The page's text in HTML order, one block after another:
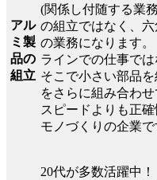
アル
ミ製
品の
組立
(関係し付随する業
の組立ではなく、
の業務になります。
ラインでの仕事で
そこで小さい部品
をさらに組み合わせ
スピードよりも正
モノづくりの企業で
20代が多数活躍中！